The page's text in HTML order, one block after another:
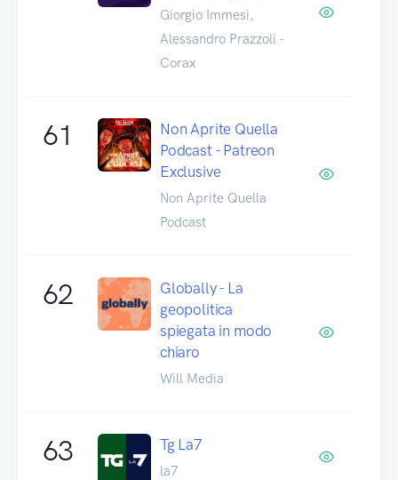
Giorgio Immesi,
Alessandro Prazzoli -
Corax
61
Non Aprite Quella
Podcast - Patreon
Exclusive
Non Aprite Quella
Podcast
62
Globally - La
geopolitica
spiegata in modo
chiaro
Will Media
63 Tg La7
la7